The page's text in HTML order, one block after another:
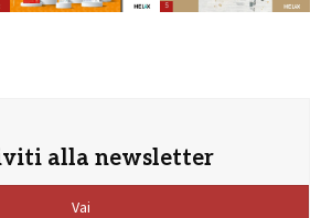
alla newsletter
Vai